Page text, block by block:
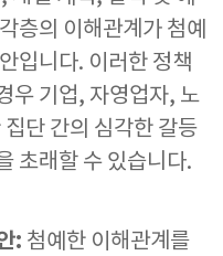
층의 이해관계가 첨예
입니다. 이러한 정책
우 기업, 자영업자, 노
단 간의 심각한 갈등
초래할 수 있습니다.
: 첨예한 이해관계를